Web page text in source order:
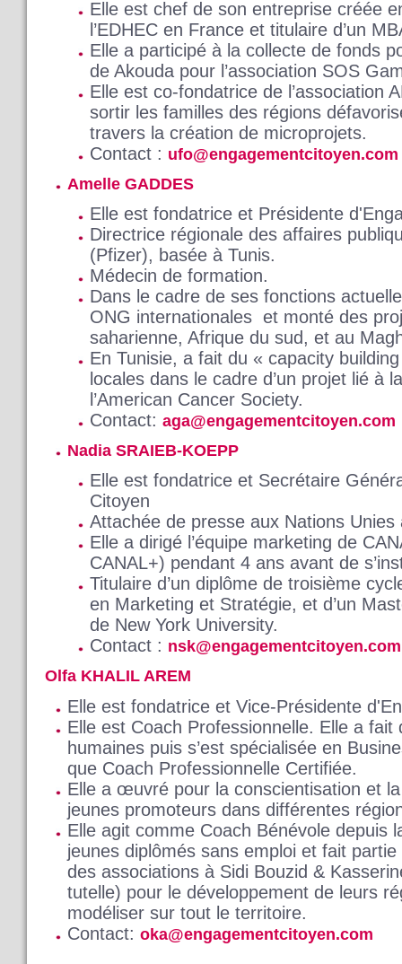
Elle est chef de son entreprise créée
l’EDHEC en France et titulaire d’un
Elle a participé à la collecte de fonds
de Akouda pour l’association SOS
Elle est co-fondatrice de l’association
sortir les familles des régions
travers la création de microprojets.
Contact : ufo@engagementcitoyen.com
Amelle GADDES
Elle est fondatrice et Présidente
Directrice régionale des affaires
(Pfizer), basée à Tunis.
Médecin de formation.
Dans le cadre de ses fonctions
ONG internationales et monté des
saharienne, Afrique du sud, et au
En Tunisie, a fait du « capacity
locales dans le cadre d’un projet lié à
l’American Cancer Society.
Contact: aga@engagementcitoyen.com
Nadia SRAIEB-KOEPP
Elle est fondatrice et Secrétaire
Citoyen
Attachée de presse aux Nations Unies
Elle a dirigé l’équipe marketing de
CANAL+) pendant 4 ans avant de
Titulaire d’un diplôme de troisième
en Marketing et Stratégie, et d’un
de New York University.
Contact : nsk@engagementcitoyen.com
Olfa KHALIL AREM
Elle est fondatrice et Vice-Présidente
Elle est Coach Professionnelle. Elle a
humaines puis s’est spécialisée en
que Coach Professionnelle Certifiée.
Elle a œuvré pour la conscientisation et
jeunes promoteurs dans différentes
Elle agit comme Coach Bénévole depuis
jeunes diplômés sans emploi et fait
des associations à Sidi Bouzid &
tutelle) pour le développement de leurs
modéliser sur tout le territoire.
Contact: oka@engagementcitoyen.com